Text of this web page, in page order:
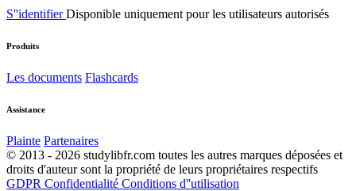
S''identifierDisponible uniquement pour les utilisateurs autorisés
Produits
Les documents Flashcards
Assistance
Plainte Partenaires
© 2013 - 2026 studylibfr.com toutes les autres marques déposées et
droits d'auteur sont la propriété de leurs propriétaires respectifs
GDPR Confidentialité Conditions d''utilisation